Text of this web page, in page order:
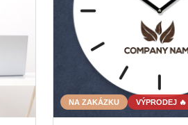
NA ZAKÁZKU VÝPRODEJ 🔥